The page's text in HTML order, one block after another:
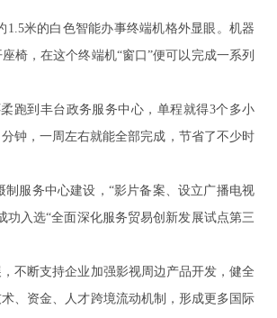
米的白色智能办事终端机格外显眼。机器
椅，在这个终端机“窗口”便可以完成一系列
跑到丰台政务服务中心，单程就得3个多小
钟，一周左右就能全部完成，节省了不少时
服务中心建设，“影片备案、设立广播电视
功入选“全面深化服务贸易创新发展试点第三
不断支持企业加强影视周边产品开发，健全
、资金、人才跨境流动机制，形成更多国际